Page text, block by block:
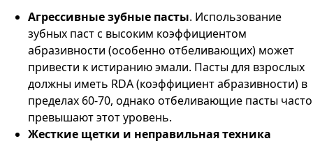
Агрессивные зубные пасты. Использование
зубных паст с высоким коэффициентом
абразивности (особенно отбеливающих) может
привести к истиранию эмали. Пасты для взрослых
должны иметь RDA (коэффициент абразивности) в
пределах 60-70, однако отбеливающие пасты часто
превышают этот уровень.
Жесткие щетки и неправильная техника